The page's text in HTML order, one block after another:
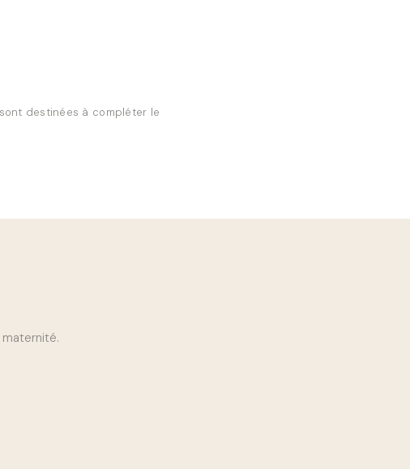
destinées à compléter le